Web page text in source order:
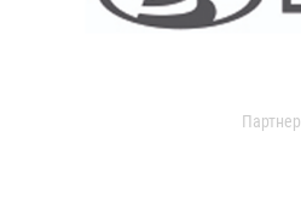
Партнер